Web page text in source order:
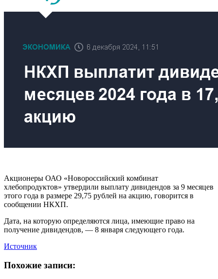
Акционеры ОАО «Новороссийский комбинат
хлебопродуктов» утвердили выплату дивидендов за 9 месяцев
этого года в размере 29,75 рублей на акцию, говорится в
сообщении НКХП.
Дата, на которую определяются лица, имеющие право на
получение дивидендов, — 8 января следующего года.
Источник
Похожие записи: